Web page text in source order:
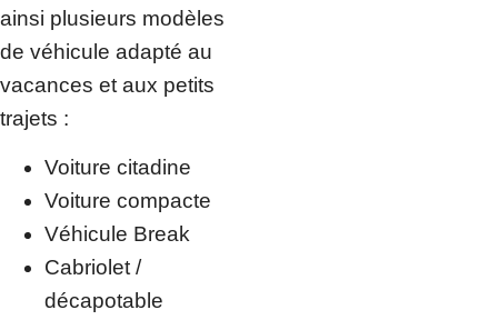
ainsi plusieurs modèles
de véhicule adapté au
vacances et aux petits
trajets :
Voiture citadine
Voiture compacte
Véhicule Break
Cabriolet /
décapotable